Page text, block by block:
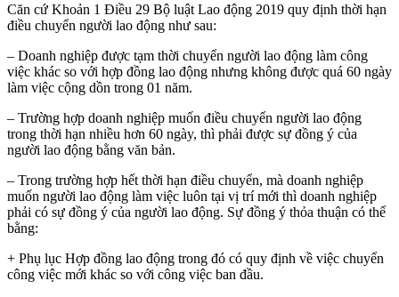
Căn cứ Khoản 1 Điều 29 Bộ luật Lao động 2019 quy định thời hạn
điều chuyển người lao động như sau:
– Doanh nghiệp được tạm thời chuyển người lao động làm công
việc khác so với hợp đồng lao động nhưng không được quá 60 ngày
làm việc cộng dồn trong 01 năm.
– Trường hợp doanh nghiệp muốn điều chuyển người lao động
trong thời hạn nhiều hơn 60 ngày, thì phải được sự đồng ý của
người lao động bằng văn bản.
– Trong trường hợp hết thời hạn điều chuyển, mà doanh nghiệp
muốn người lao động làm việc luôn tại vị trí mới thì doanh nghiệp
phải có sự đồng ý của người lao động. Sự đồng ý thỏa thuận có thể
bằng:
+ Phụ lục Hợp đồng lao động trong đó có quy định về việc chuyển
công việc mới khác so với công việc ban đầu.